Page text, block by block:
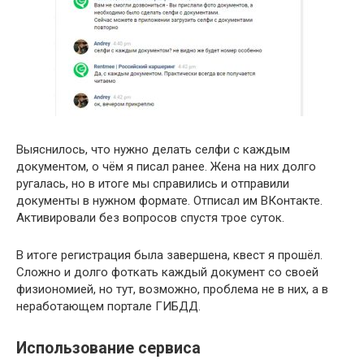
Выяснилось, что нужно делать селфи с каждым
документом, о чём я писал ранее. Жена на них долго
ругалась, но в итоге мы справились и отправили
документы в нужном формате. Отписал им ВКонтакте.
Активировали без вопросов спустя трое суток.
В итоге регистрация была завершена, квест я прошёл.
Сложно и долго фоткать каждый документ со своей
физиономией, но тут, возможно, проблема не в них, а в
неработающем портале ГИБДД.
Использование сервиса